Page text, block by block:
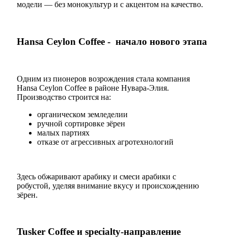
модели — без монокультур и с акцентом на качество.
Hansa Ceylon Coffee - начало нового этапа
Одним из пионеров возрождения стала компания
Hansa Ceylon Coffee в районе Нувара-Элия.
Производство строится на:
органическом земледелии
ручной сортировке зёрен
малых партиях
отказе от агрессивных агротехнологий
Здесь обжаривают арабику и смеси арабики с
робустой, уделяя внимание вкусу и происхождению
зёрен.
Tusker Coffee и specialty-направление